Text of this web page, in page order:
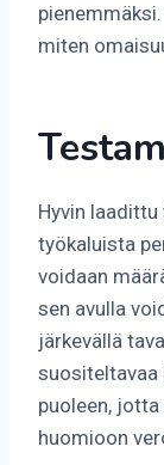
miten
Hyvin
työkaluista
voidaan
sen avulla
järkevällä
suositeltavaa
puoleen,
huomioon